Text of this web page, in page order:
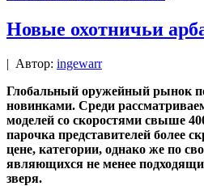
Новые охотничьи
| Автор: ingewarr
Глобальный оружейный рынок
новинками. Среди
моделей со скоростями свыше
парочка представителей более
цене, категории, однако же по
являющихся не менее
зверя.